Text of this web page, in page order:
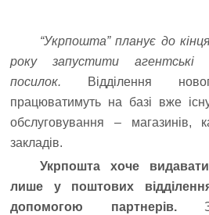
“Укрпошта” планує до
року запустити агентські
посилок. Відділення
працюватимуть на базі вже
обслуговування – магазинів,
закладів.
Укрпошта хоче
лише у поштових
допомогою партнерів.За